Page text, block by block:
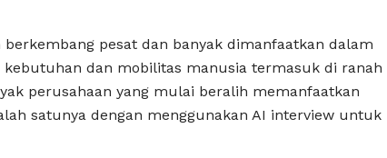
pesat dan banyak dimanfaatkan dalam
dan mobilitas manusia termasuk di ranah
perusahaan yang mulai beralih memanfaatkan
satunya dengan menggunakan AI interview untuk